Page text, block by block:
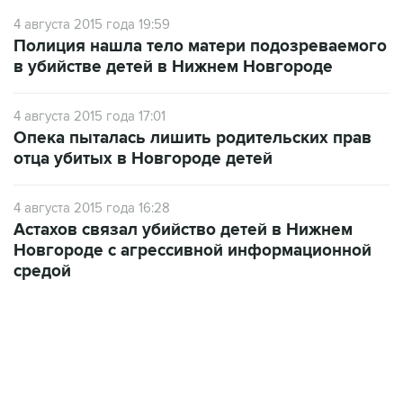
4 августа 2015 года 19:59
Полиция нашла тело матери подозреваемого
в убийстве детей в Нижнем Новгороде
4 августа 2015 года 17:01
Опека пыталась лишить родительских прав
отца убитых в Новгороде детей
4 августа 2015 года 16:28
Астахов связал убийство детей в Нижнем
Новгороде с агрессивной информационной
средой